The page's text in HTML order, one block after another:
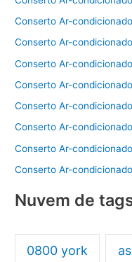
Conserto Ar-
Conserto Ar-
Conserto Ar-
Conserto Ar-
Conserto Ar-
Conserto Ar-
Conserto Ar-
Conserto Ar-
Nuvem de
0800 york